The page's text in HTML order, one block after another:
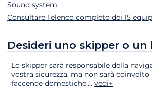
Sound system
Consultare l'elenco completo dei 15
Desideri uno skipper o un
Lo skipper sarà responsabile della
vostra sicurezza, ma non sarà coinvolto
faccende domestiche.... vedi+